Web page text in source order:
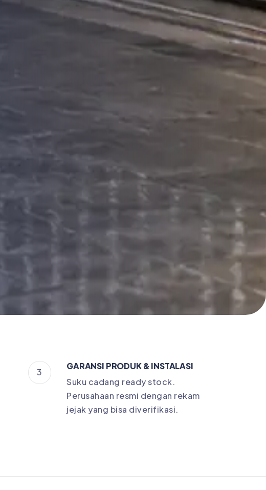
3
GARANSI PRODUK & INSTALASI
Suku cadang ready stock.
Perusahaan resmi dengan rekam
jejak yang bisa diverifikasi.